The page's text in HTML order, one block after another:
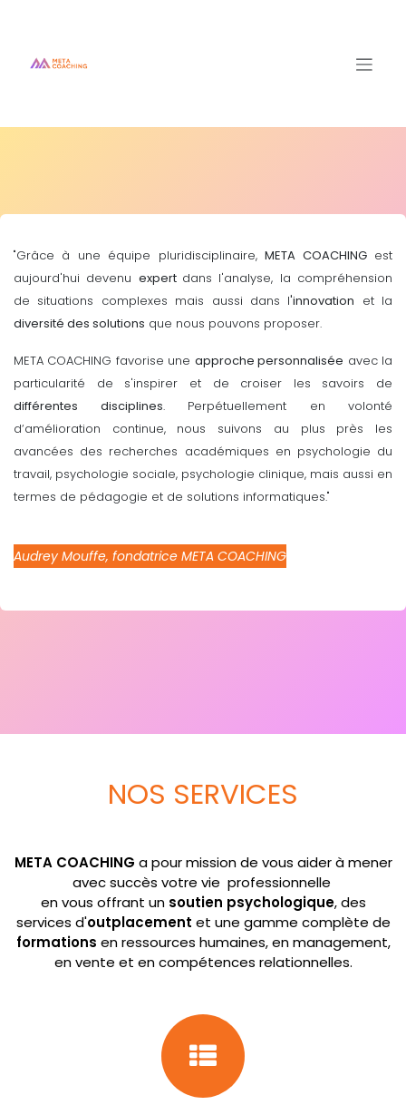
"Grâce à une équipe pluridisciplinaire,META COACHINGest
aujourd'hui devenu expert dans l'analyse, la compréhension
de situations complexes mais aussi dans l'innovation et la
diversité des solutions que nous pouvons proposer.
META COACHING favorise une approche personnalisée avec la
particularité de s'inspirer et de croiser les savoirs de
différentes disciplines. Perpétuellement en volonté
d‘amélioration continue, nous suivons au plus près les
avancées des recherches académiques en psychologie du
travail, psychologie sociale, psychologie clinique, mais aussi en
termes de pédagogie et de solutions informatiques."
Audrey Mouffe, fondatrice META COACHING
NOS SERVICES
META COACHING a pour mission de vous aider à mener
avec succès votre vie professionnelle
en vous offrant un soutien psychologique, des
services d'outplacement et une gamme complète de
formations en ressources humaines, en management,
en vente et en compétences relationnelles.